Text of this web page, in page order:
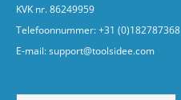
KVK nr. 86249959
Telefoonnummer:+31 (0)182787368
E-mail:support@toolsidee.com